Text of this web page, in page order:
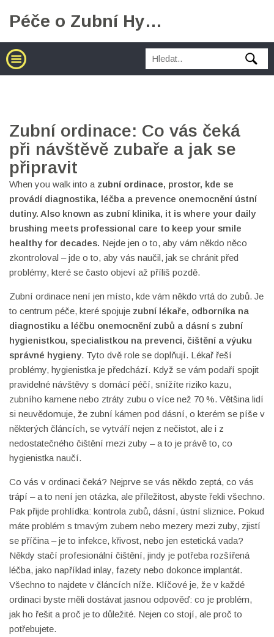
Péče o Zubní Hygienu
Zubní ordinace: Co vás čeká
při návštěvě zubaře a jak se
připravit
When you walk into a zubní ordinace, prostor, kde se
provádí diagnostika, léčba a prevence onemocnění ústní
dutiny. Also known as zubní klinika, it is where your daily
brushing meets professional care to keep your smile
healthy for decades. Nejde jen o to, aby vám někdo něco
zkontroloval – jde o to, aby vás naučil, jak se chránit před
problémy, které se často objeví až příliš pozdě.
Zubní ordinace není jen místo, kde vám někdo vrtá do zubů. Je
to centrum péče, které spojuje zubní lékaře, odborníka na
diagnostiku a léčbu onemocnění zubů a dásní s zubní
hygienistkou, specialistkou na prevenci, čištění a výuku
správné hygieny. Tyto dvě role se doplňují. Lékař řeší
problémy, hygienistka je předchází. Když se vám podaří spojit
pravidelné návštěvy s domácí péčí, snížíte riziko kazu,
zubního kamene nebo ztráty zubu o více než 70 %. Většina lidí
si neuvědomuje, že zubní kámen pod dásní, o kterém se píše v
některých článcích, se vytváří nejen z nečistot, ale i z
nedostatečného čištění mezi zuby – a to je právě to, co
hygienistka naučí.
Co vás v ordinaci čeká? Nejprve se vás někdo zeptá, co vás
trápí – a to není jen otázka, ale příležitost, abyste řekli všechno.
Pak přijde prohlídka: kontrola zubů, dásní, ústní sliznice. Pokud
máte problém s tmavým zubem nebo mezery mezi zuby, zjistí
se příčina – je to infekce, křivost, nebo jen estetická vada?
Někdy stačí profesionální čištění, jindy je potřeba rozšířená
léčba, jako například inlay, fazety nebo dokonce implantát.
Všechno to najdete v článcích níže. Klíčové je, že v každé
ordinaci byste měli dostávat jasnou odpověď: co je problém,
jak ho řešit a proč je to důležité. Nejen co stojí, ale proč to
potřebujete.